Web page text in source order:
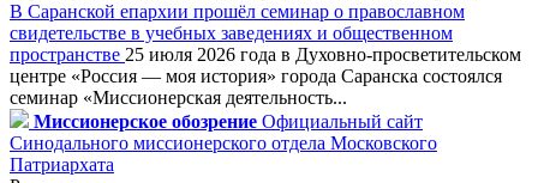
В Саранской епархии прошёл семинар о православном
свидетельстве в учебных заведениях и общественном
пространстве 25 июля 2026 года в Духовно-просветительском
центре «Россия — моя история» города Саранска состоялся
семинар «Миссионерская деятельность...
Миссионерское обозрение Официальный сайт
Синодального миссионерского отдела Московского
Патриархата